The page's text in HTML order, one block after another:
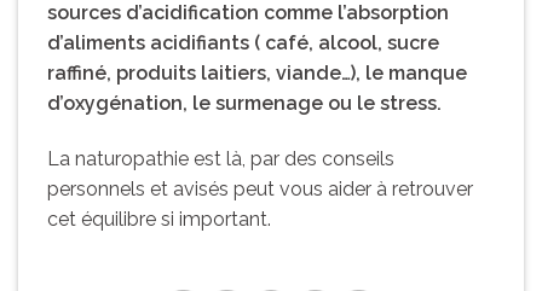
sources d’acidification comme l’absorption
d’aliments acidifiants ( café, alcool, sucre
raffiné, produits laitiers, viande…), le manque
d’oxygénation, le surmenage ou le stress.
La naturopathie est là, par des conseils
personnels et avisés peut vous aider à retrouver
cet équilibre si important.